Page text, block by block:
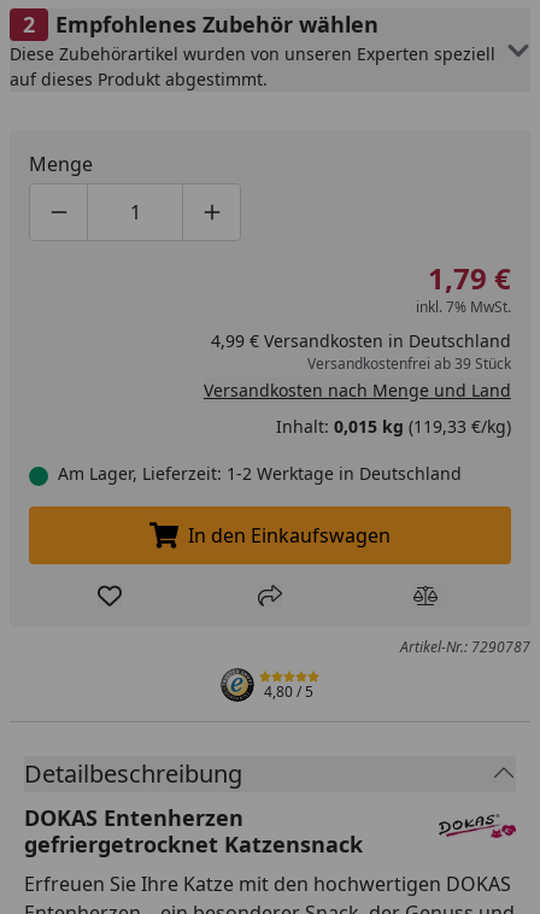
Empfohlenes Zubehör wählen
Diese Zubehörartikel wurden von unseren Experten speziell
auf dieses Produkt abgestimmt.
Menge
Produktmenge um eins verringern
Produktmenge manuell eingeben
Produktmenge um eins erhöhen
1,79 €
inkl. 7% MwSt.
4,99 € Versandkosten in Deutschland
Versandkostenfrei ab 39 Stück
Versandkosten nach Menge und Land
Inhalt: 0,015 kg (119,33 €/kg)
Am Lager, Lieferzeit: 1-2 Werktage in Deutschland
In den Einkaufswagen legen
In den Einkaufswagen
Produkt zur Wunschliste hinzufügen
Teilen Produkt
Artikel-Nr.: 7290787
4,80/ 5
Detailbeschreibung
DOKAS Entenherzen
gefriergetrocknet Katzensnack
Erfreuen Sie Ihre Katze mit den hochwertigen DOKAS